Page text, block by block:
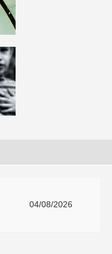
04/08/2026